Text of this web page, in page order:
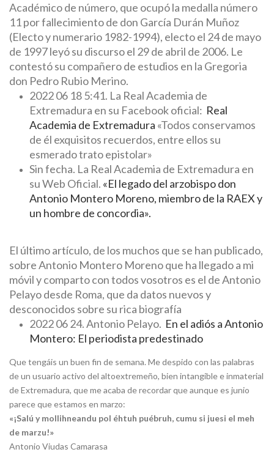
Académico de número, que ocupó la medalla número
11 por fallecimiento de don García Durán Muñoz
(Electo y numerario 1982-1994), electo el 24 de mayo
de 1997 leyó su discurso el 29 de abril de 2006. Le
contestó su compañero de estudios en la Gregoria
don Pedro Rubio Merino.
2022 06 18 5:41. La Real Academia de
Extremadura en su Facebook oficial: Real
Academia de Extremadura «Todos conservamos
de él exquisitos recuerdos, entre ellos su
esmerado trato epistolar»
Sin fecha. La Real Academia de Extremadura en
su Web Oficial. «El legado del arzobispo don
Antonio Montero Moreno, miembro de la RAEX y
un hombre de concordia».
El último artículo, de los muchos que se han publicado,
sobre Antonio Montero Moreno que ha llegado a mi
móvil y comparto con todos vosotros es el de Antonio
Pelayo desde Roma, que da datos nuevos y
desconocidos sobre su rica biografía
2022 06 24. Antonio Pelayo. En el adiós a Antonio
Montero: El periodista predestinado
Que tengáis un buen fin de semana. Me despido con las palabras
de un usuario activo del altoextremeño, bien intangible e inmaterial
de Extremadura, que me acaba de recordar que aunque es junio
parece que estamos en marzo:
«¡Salú y mollihneandu pol éhtuh puébruh, cumu si juesi el meh
de marzu!»
Antonio Viudas Camarasa